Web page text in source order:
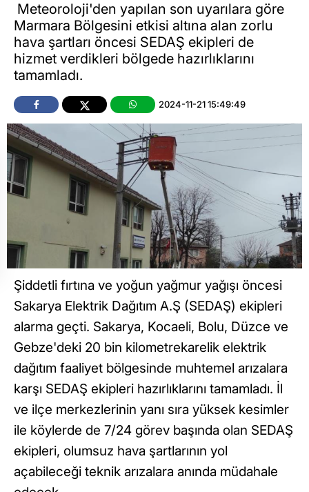
Meteoroloji'den yapılan son uyarılara göre
Marmara Bölgesini etkisi altına alan zorlu
hava şartları öncesi SEDAŞ ekipleri de
hizmet verdikleri bölgede hazırlıklarını
tamamladı.
2024-11-21 15:49:49
Şiddetli fırtına ve yoğun yağmur yağışı öncesi
Sakarya Elektrik Dağıtım A.Ş (SEDAŞ) ekipleri
alarma geçti. Sakarya, Kocaeli, Bolu, Düzce ve
Gebze'deki 20 bin kilometrekarelik elektrik
dağıtım faaliyet bölgesinde muhtemel arızalara
karşı SEDAŞ ekipleri hazırlıklarını tamamladı. İl
ve ilçe merkezlerinin yanı sıra yüksek kesimler
ile köylerde de 7/24 görev başında olan SEDAŞ
ekipleri, olumsuz hava şartlarının yol
açabileceği teknik arızalara anında müdahale